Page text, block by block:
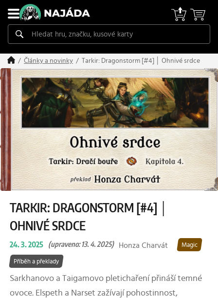
Články a novinky Tarkir: Dragonstorm [#4] │ Ohnivé srdce
TARKIR: DRAGONSTORM [#4] │
OHNIVÉ SRDCE
24. 3. 2025 (upraveno: 13. 4. 2025) Honza Charvát Magic
Příběh a překlady
Sarkhanovo a Taigamovo pletichaření přináší temné
ovoce. Elspeth a Narset zažívají pohostinnost,